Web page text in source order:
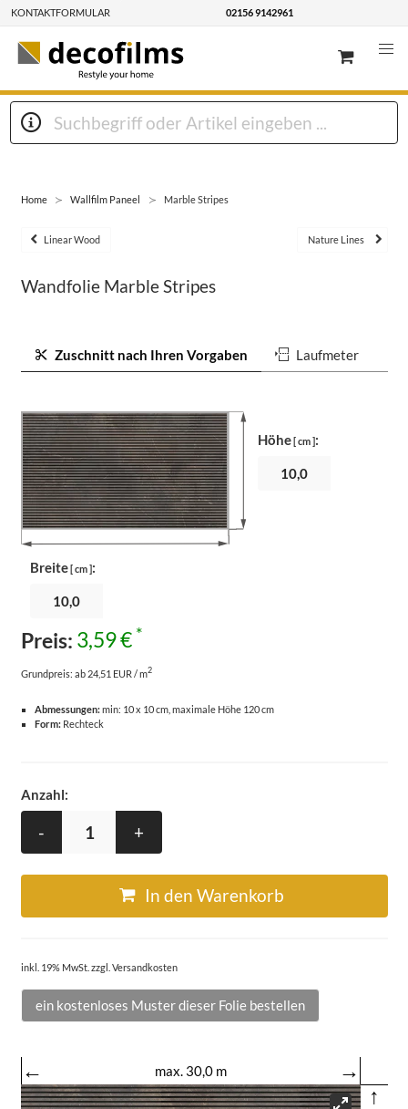
KONTAKTFORMULAR 02156 9142961
Home Wallfilm Paneel Marble Stripes
Linear Wood Nature Lines
Wandfolie Marble Stripes
Zuschnitt nach Ihren Vorgaben Laufmeter
Breite[ cm ]:
Höhe[ cm ]:
Preis: 3,59 € *
Grundpreis: ab 24,51 EUR / m2
Abmessungen:min: 10 x 10 cm, maximale Höhe 120 cm
Form:Rechteck
Anzahl:
- +
In den Warenkorb
inkl. 19% MwSt. zzgl. Versandkosten
ein kostenloses Muster dieser Folie bestellen
← max. 30,0 m
→
↑